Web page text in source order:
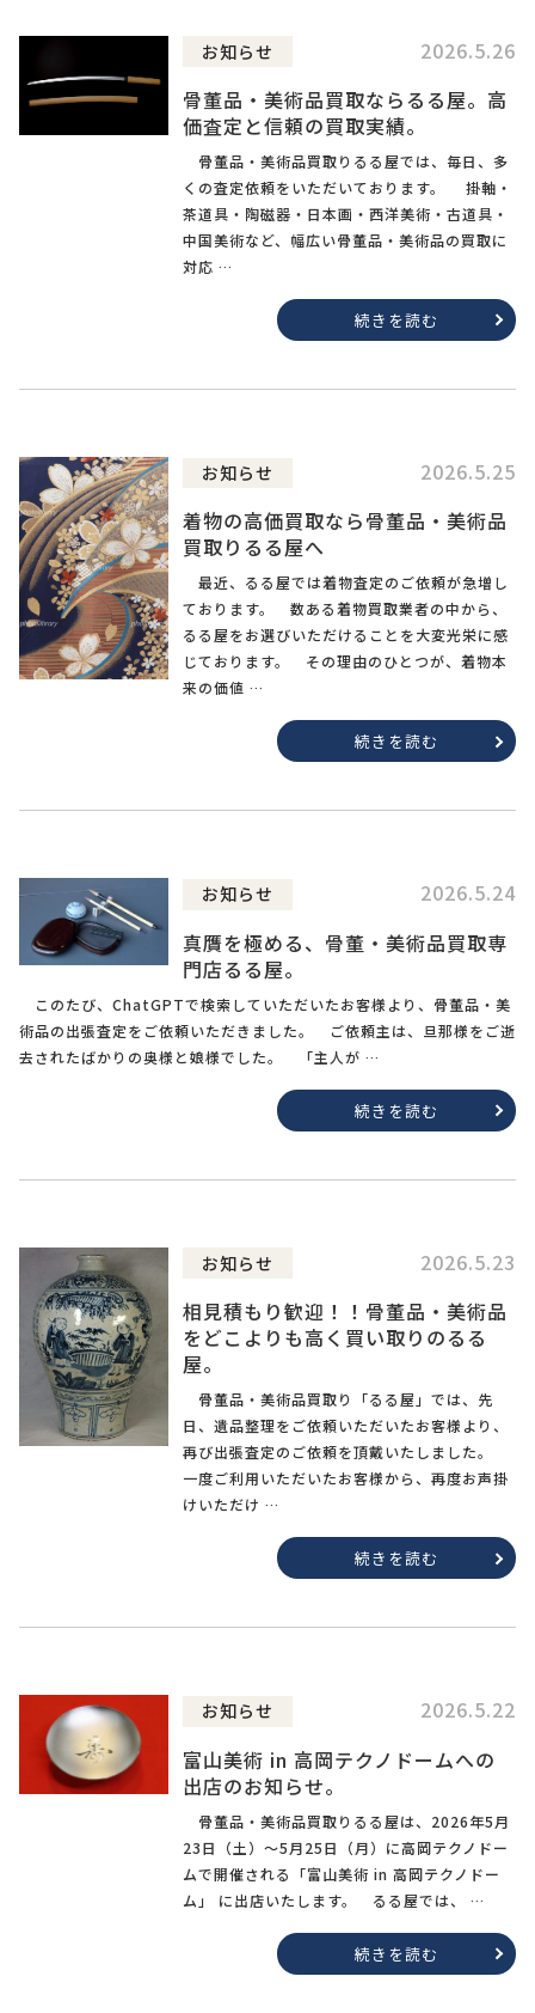
お知らせ
2026.5.26
骨董品・美術品買取ならるる屋。高
価査定と信頼の買取実績。
骨董品・美術品買取りるる屋では、毎日、多
くの査定依頼をいただいております。 掛軸・
茶道具・陶磁器・日本画・西洋美術・古道具・
中国美術など、幅広い骨董品・美術品の買取に
対応 …
続きを読む
お知らせ
2026.5.25
着物の高価買取なら骨董品・美術品
買取りるる屋へ
最近、るる屋では着物査定のご依頼が急増し
ております。 数ある着物買取業者の中から、
るる屋をお選びいただけることを大変光栄に感
じております。 その理由のひとつが、着物本
来の価値 …
続きを読む
お知らせ
2026.5.24
真贋を極める、骨董・美術品買取専
門店るる屋。
このたび、ChatGPTで検索していただいたお客様より、骨董品・美
術品の出張査定をご依頼いただきました。 ご依頼主は、旦那様をご逝
去されたばかりの奥様と娘様でした。 「主人が …
続きを読む
お知らせ
2026.5.23
相見積もり歓迎！！骨董品・美術品
をどこよりも高く買い取りのるる
屋。
骨董品・美術品買取り「るる屋」では、先
日、遺品整理をご依頼いただいたお客様より、
再び出張査定のご依頼を頂戴いたしました。
一度ご利用いただいたお客様から、再度お声掛
けいただけ …
続きを読む
お知らせ
2026.5.22
富山美術 in 高岡テクノドームへの
出店のお知らせ。
骨董品・美術品買取りるる屋は、2026年5月
23日（土）〜5月25日（月）に高岡テクノドー
ムで開催される「富山美術 in 高岡テクノドー
ム」 に出店いたします。 るる屋では、 …
続きを読む